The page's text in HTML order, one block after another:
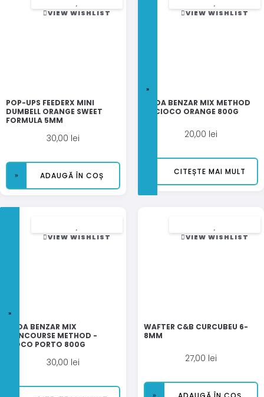
VIEW WISHLIST
POP-UPS FEEDERX MINI
DUMBELL ORANGE SWEET
FORMULA 5MM
30,00 lei
ADAUGĂ ÎN COȘ
VIEW WISHLIST
NADA BENZAR MIX METHOD
XL CIOCO ORANGE 800G
20,00 lei
CITEȘTE MAI MULT
VIEW WISHLIST
NADA BENZAR MIX
CONCOURSE METHOD -
CIOCO PORTO 800G
30,00 lei
VIEW WISHLIST
WAFTER C&B CURCUBEU 6-
8MM
27,00 lei